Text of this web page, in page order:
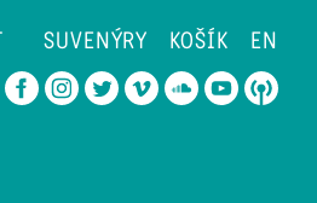
SUVENÝRY KOŠÍK EN